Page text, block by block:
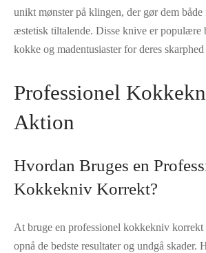
unikt mønster på klingen, der gør dem
æstetisk tiltalende. Disse knive er populære
kokke og madentusiaster for deres
Professionel
Aktion
Hvordan Bruges en
Kokkekniv Korrekt?
At bruge en professionel kokkekniv korrekt
opnå de bedste resultater og undgå skader.